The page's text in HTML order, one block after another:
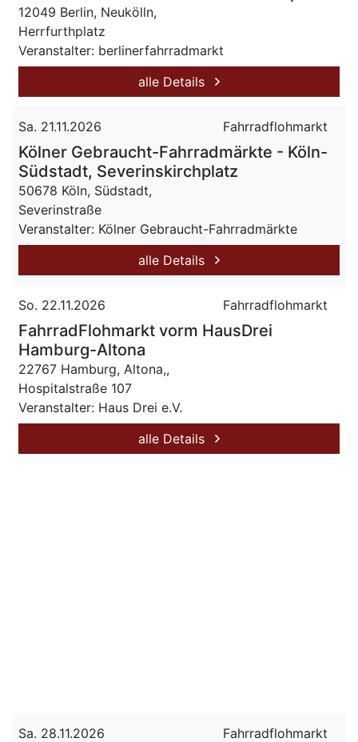
12049 Berlin, Neukölln,
Herrfurthplatz
Veranstalter: berlinerfahrradmarkt
alle Details
Sa. 21.11.2026 Fahrradflohmarkt
Kölner Gebraucht-Fahrradmärkte - Köln-
Südstadt, Severinskirchplatz
50678 Köln, Südstadt,
Severinstraße
Veranstalter: Kölner Gebraucht-Fahrradmärkte
alle Details
So. 22.11.2026 Fahrradflohmarkt
FahrradFlohmarkt vorm HausDrei
Hamburg-Altona
22767 Hamburg, Altona,,
Hospitalstraße 107
Veranstalter: Haus Drei e.V.
alle Details
Sa. 28.11.2026 Fahrradflohmarkt